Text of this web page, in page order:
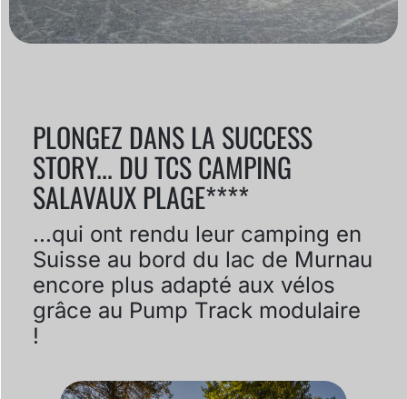
PLONGEZ DANS LA SUCCESS
STORY... DU TCS CAMPING
SALAVAUX PLAGE****
...qui ont rendu leur camping en
Suisse au bord du lac de Murnau
encore plus adapté aux vélos
grâce au Pump Track modulaire
!